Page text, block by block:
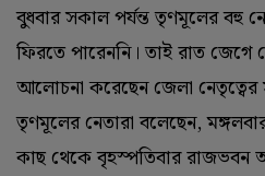
বুধবার সকাল পর্যন্ত তৃণমূলের বহু
ফিরতে পারেননি। তাই রাত জেগে
আলোচনা করেছেন জেলা নেতৃত্বের
তৃণমূলের নেতারা বলেছেন,
কাছ থেকে বৃহস্পতিবার রাজভবন